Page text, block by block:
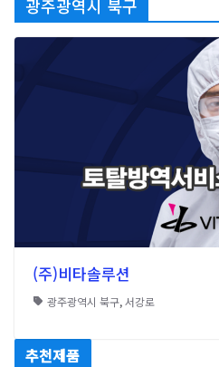
광주광역시 북구
(주)비타솔루션
광주광역시 북구,서강로
추천제품